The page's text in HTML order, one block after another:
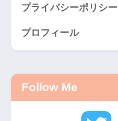
プライバシーポリシー
プロフィール
Follow Me